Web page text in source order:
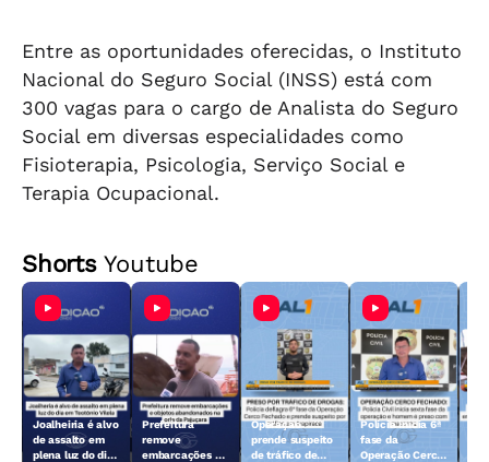
Entre as oportunidades oferecidas, o Instituto
Nacional do Seguro Social (INSS) está com
300 vagas para o cargo de Analista do Seguro
Social em diversas especialidades como
Fisioterapia, Psicologia, Serviço Social e
Terapia Ocupacional.
ShortsYoutube
Joalheiria é alvo
de assalto em
plena luz do dia
Prefeitura
remove
embarcações e
Operação
prende suspeito
de tráfico de
Polícia inicia 6ª
fase da
Operação Cerco